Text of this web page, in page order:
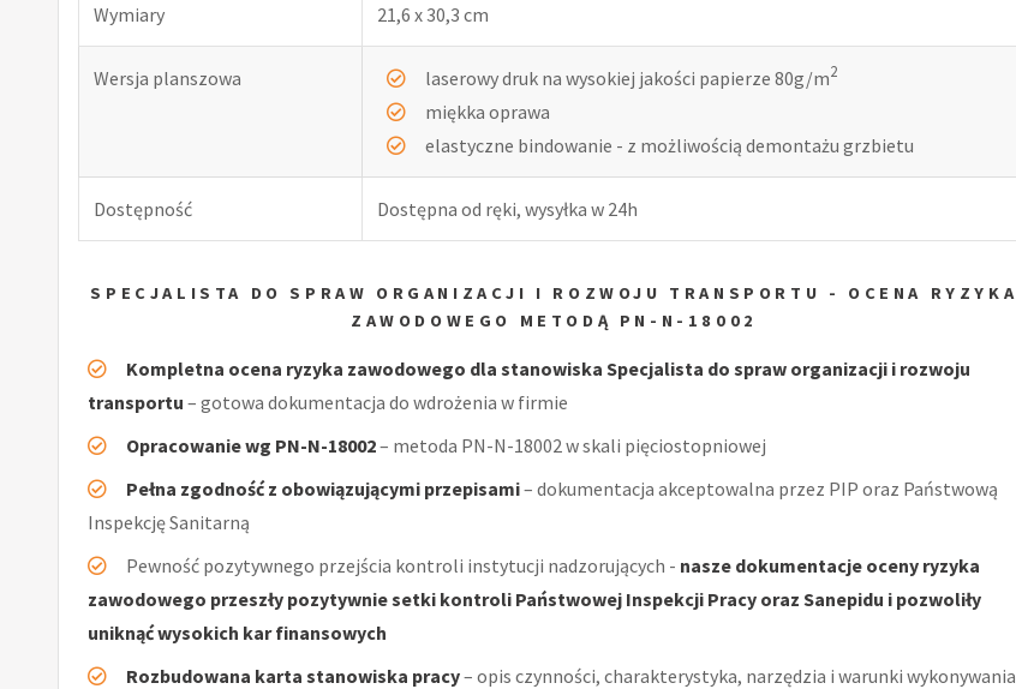
Wymiary 21,6 x 30,3 cm
Wersja planszowa laserowy druk na wysokiej jakości papierze 80g/m2
miękka oprawa
elastyczne bindowanie - z możliwością demontażu grzbietu
Dostępność Dostępna od ręki, wysyłka w 24h
SPECJALISTA DO SPRAW ORGANIZACJI I ROZWOJU TRANSPORTU - OCENA RYZYKA
ZAWODOWEGO METODĄ PN-N-18002
Kompletna ocena ryzyka zawodowego dla stanowiska Specjalista do spraw organizacji i rozwoju
transportu – gotowa dokumentacja do wdrożenia w firmie
Opracowanie wg PN-N-18002– metoda PN-N-18002 w skali pięciostopniowej
Pełna zgodność z obowiązującymi przepisami– dokumentacja akceptowalna przez PIP oraz Państwową
Inspekcję Sanitarną
Pewność pozytywnego przejścia kontroli instytucji nadzorujących - nasze dokumentacje oceny ryzyka
zawodowego przeszły pozytywnie setki kontroli Państwowej Inspekcji Pracy oraz Sanepidu i pozwoliły
uniknąć wysokich kar finansowych
Rozbudowana karta stanowiska pracy– opis czynności, charakterystyka, narzędzia i warunki wykonywania